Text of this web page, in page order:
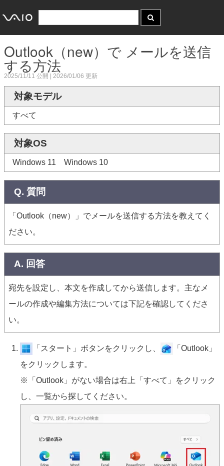
Outlook（new）で メールを送信
する方法
2025/11/11 公開 | 2026/01/06 更新
対象モデル
すべて
対象OS
Windows 11 Windows 10
Q. 質問
「Outlook（new）」でメールを送信する方法を教えてく
ださい。
A. 回答
宛先を設定し、本文を作成してから送信します。主なメ
ールの作成や編集方法については下記を確認してくださ
い。
「スタート」ボタンをクリックし、
「Outlook」
をクリックします。
※「Outlook」がない場合は右上「すべて」をクリック
し、一覧から探してください。